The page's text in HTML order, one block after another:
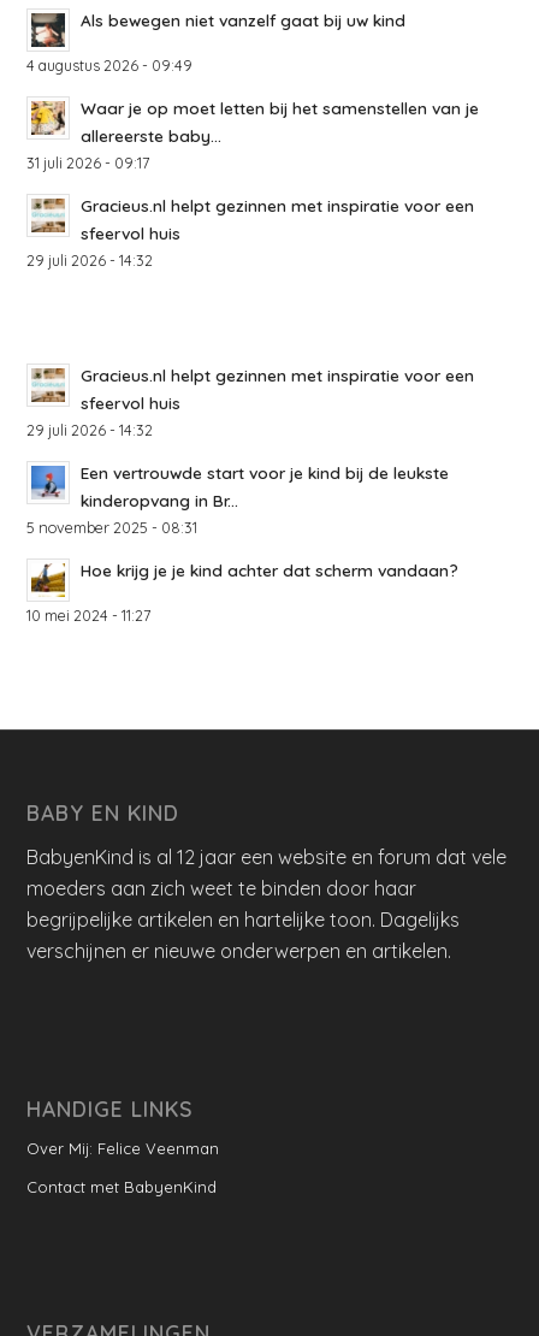
Als bewegen niet vanzelf gaat bij uw kind
4 augustus 2026 - 09:49
Waar je op moet letten bij het samenstellen van je
allereerste baby...
31 juli 2026 - 09:17
Gracieus.nl helpt gezinnen met inspiratie voor een
sfeervol huis
29 juli 2026 - 14:32
Gracieus.nl helpt gezinnen met inspiratie voor een
sfeervol huis
29 juli 2026 - 14:32
Een vertrouwde start voor je kind bij de leukste
kinderopvang in Br...
5 november 2025 - 08:31
Hoe krijg je je kind achter dat scherm vandaan?
10 mei 2024 - 11:27
BABY EN KIND
BabyenKind is al 12 jaar een website en forum dat vele
moeders aan zich weet te binden door haar
begrijpelijke artikelen en hartelijke toon. Dagelijks
verschijnen er nieuwe onderwerpen en artikelen.
HANDIGE LINKS
Over Mij: Felice Veenman
Contact met BabyenKind